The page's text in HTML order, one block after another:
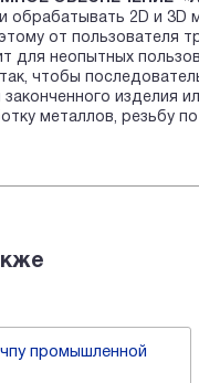
обрабатывать 2D и 3D
от пользователя
для неопытных
чтобы
законченного изделия
металлов, резьбу
промышленной